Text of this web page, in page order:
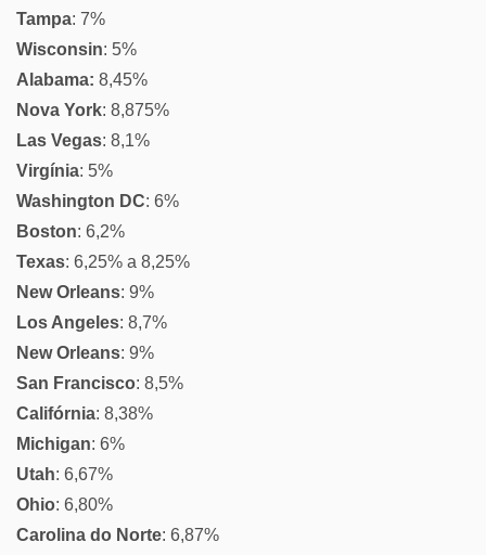
Tampa: 7%
Wisconsin: 5%
Alabama: 8,45%
Nova York: 8,875%
Las Vegas: 8,1%
Virgínia: 5%
Washington DC: 6%
Boston: 6,2%
Texas: 6,25% a 8,25%
New Orleans: 9%
Los Angeles: 8,7%
New Orleans: 9%
San Francisco: 8,5%
Califórnia: 8,38%
Michigan: 6%
Utah: 6,67%
Ohio: 6,80%
Carolina do Norte: 6,87%